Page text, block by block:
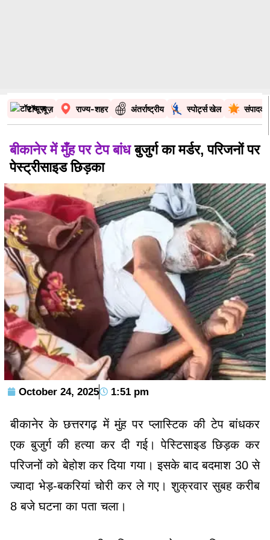
टॉप न्यूज़ राज्य-शहर अंतर्राष्ट्रीय स्पोर्ट्स खेल
बीकानेर में मुँह पर टेप बांधबुजुर्ग का मर्डर, परिजनों पर
पेस्ट्रीसाइड छिड़का
October 24, 2025 1:51 pm
बीकानेर के छत्तरगढ़ में मुंह पर प्लास्टिक की टेप बांधकर
एक बुजुर्ग की हत्या कर दी गई। पेस्टिसाइड छिड़क कर
परिजनों को बेहोश कर दिया गया। इसके बाद बदमाश 30 से
ज्यादा भेड़-बकरियां चोरी कर ले गए। शुक्रवार सुबह करीब
8 बजे घटना का पता चला।